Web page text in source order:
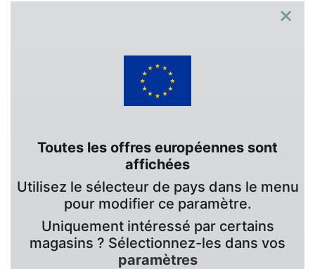
×
Toutes les offres européennes sont
affichées
Utilisez le sélecteur de pays dans le menu
pour modifier ce paramètre.
Uniquement intéressé par certains
magasins ? Sélectionnez-les dans vos
paramètres